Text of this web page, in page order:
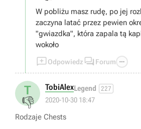
są dobrzy w walce czy nie, moją
rozgrywce, to ja mam być przekoxszony w grze a
W pobliżu masz rudę, po jej
zaczyna latać przez pewien
"gwiazdka", która zapala tą
wokoło
Odpowiedz  Forum 
T
👎
TobiAlexLegend 227
2020-10-30 18:47
Rodzaje Chests